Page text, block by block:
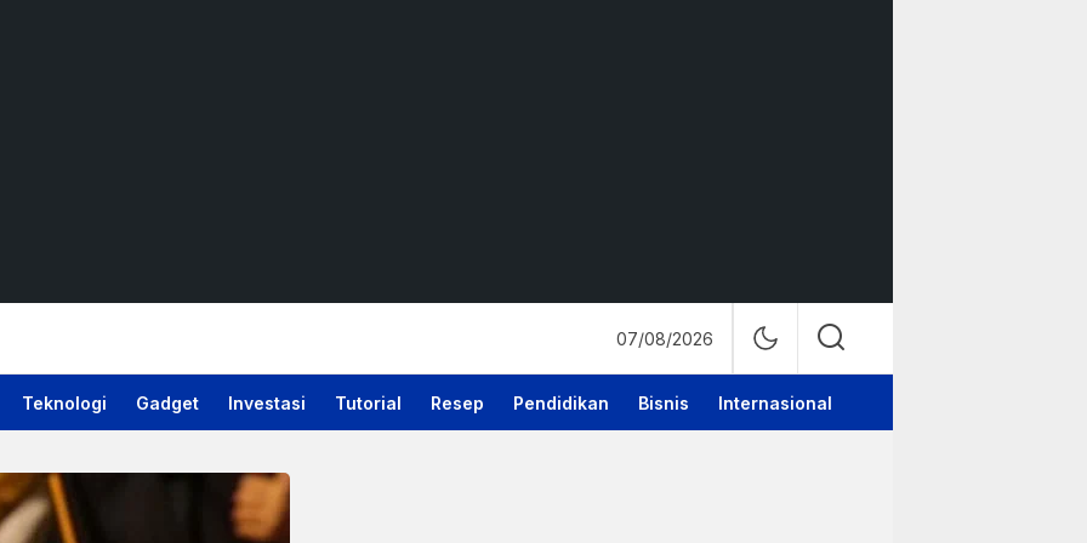
07/08/2026
Teknologi Gadget Investasi Tutorial Resep Pendidikan Bisnis Internasional